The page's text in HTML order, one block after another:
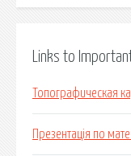
Links to
Топографическая
Презентація по